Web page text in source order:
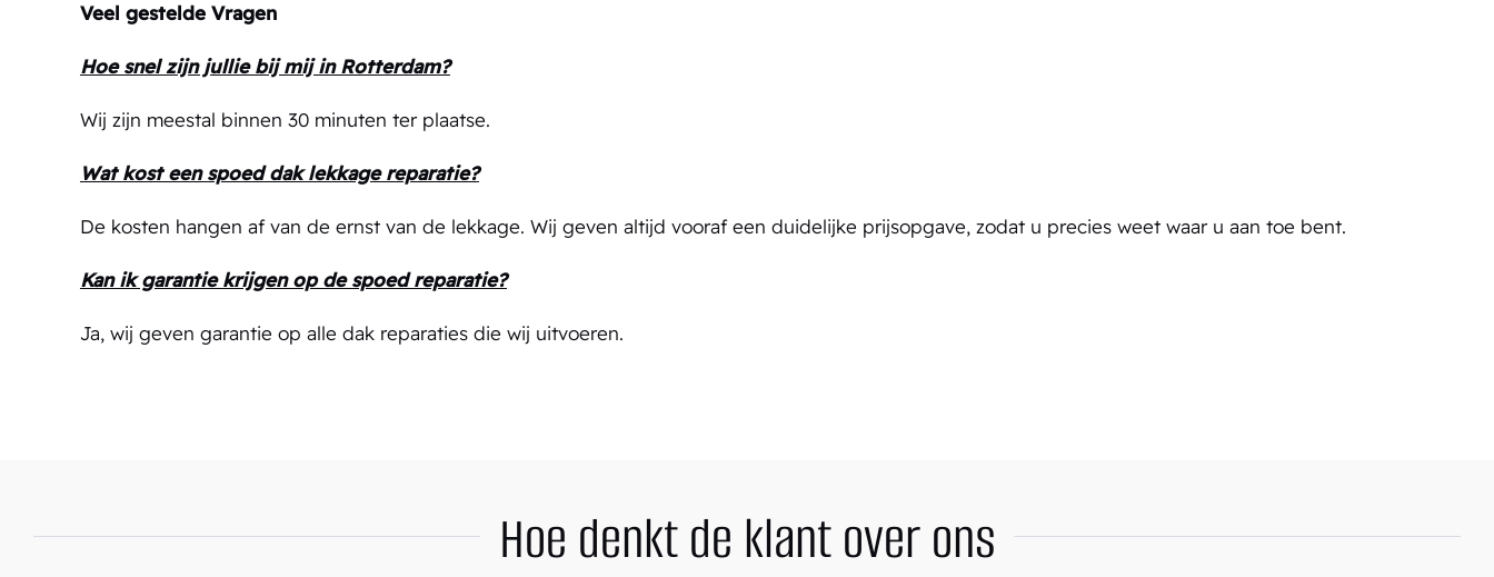
Veel gestelde Vragen
Hoe snel zijn jullie bij mij in Rotterdam?
Wij zijn meestal binnen 30 minuten ter plaatse.
Wat kost een spoed dak lekkage reparatie?
De kosten hangen af van de ernst van de lekkage. Wij geven altijd vooraf een duidelijke prijsopgave, zodat u precies weet waar u aan toe bent.
Kan ik garantie krijgen op de spoed reparatie?
Ja, wij geven garantie op alle dak reparaties die wij uitvoeren.
Hoe denkt de klant over ons